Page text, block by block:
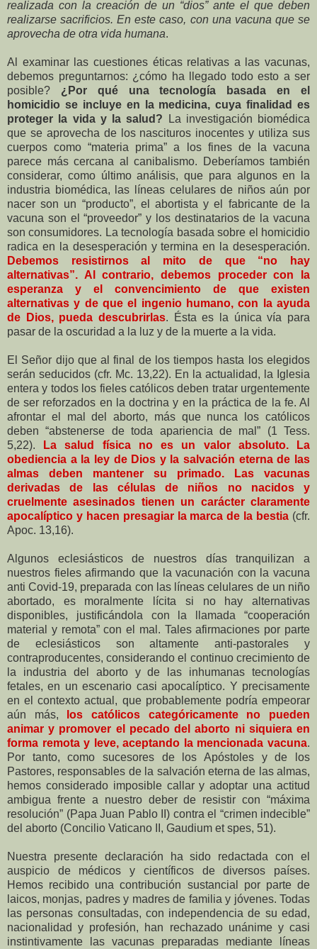
realizada con la creación de un “dios” ante el que deben
realizarse sacrificios. En este caso, con una vacuna que se
aprovecha de otra vida humana.
Al examinar las cuestiones éticas relativas a las vacunas,
debemos preguntarnos: ¿cómo ha llegado todo esto a ser
posible? ¿Por qué una tecnología basada en el
homicidio se incluye en la medicina, cuya finalidad es
proteger la vida y la salud?
La investigación biomédica
que se aprovecha de los nascituros inocentes y utiliza sus
cuerpos como “materia prima” a los fines de la vacuna
parece más cercana al canibalismo. Deberíamos también
considerar, como último análisis, que para algunos en la
industria biomédica, las líneas celulares de niños aún por
nacer son un “producto”, el abortista y el fabricante de la
vacuna son el “proveedor” y los destinatarios de la vacuna
son consumidores. La tecnología basada sobre el homicidio
radica en la desesperación y termina en la desesperación.
Debemos resistirnos al mito de que “no hay
alternativas”. Al contrario, debemos proceder con la
esperanza y el convencimiento de que existen
alternativas y de que el ingenio humano, con la ayuda
de Dios, pueda descubrirlas. Ésta es la única vía para
pasar de la oscuridad a la luz y de la muerte a la vida.
El Señor dijo que al final de los tiempos hasta los elegidos
serán seducidos (cfr. Mc. 13,22). En la actualidad, la Iglesia
entera y todos los fieles católicos deben tratar urgentemente
de ser reforzados en la doctrina y en la práctica de la fe. Al
afrontar el mal del aborto, más que nunca los católicos
deben “abstenerse de toda apariencia de mal” (1 Tess.
5,22).
La salud física no es un valor absoluto. La
obediencia a la ley de Dios y la salvación eterna de las
almas deben mantener su primado. Las vacunas
derivadas de las células de niños no nacidos y
cruelmente asesinados tienen un carácter claramente
apocalíptico y hacen presagiar la marca de la bestia (cfr.
Apoc. 13,16).
Algunos eclesiásticos de nuestros días tranquilizan a
nuestros fieles afirmando que la vacunación con la vacuna
anti Covid-19, preparada con las líneas celulares de un niño
abortado, es moralmente lícita si no hay alternativas
disponibles, justificándola con la llamada “cooperación
material y remota” con el mal. Tales afirmaciones por parte
de eclesiásticos son altamente anti-pastorales y
contraproducentes, considerando el continuo crecimiento de
la industria del aborto y de las inhumanas tecnologías
fetales, en un escenario casi apocalíptico. Y precisamente
en el contexto actual, que probablemente podría empeorar
aún más,
los católicos categóricamente no pueden
animar y promover el pecado del aborto ni siquiera en
forma remota y leve, aceptando la mencionada vacuna.
Por tanto, como sucesores de los Apóstoles y de los
Pastores, responsables de la salvación eterna de las almas,
hemos considerado imposible callar y adoptar una actitud
ambigua frente a nuestro deber de resistir con “máxima
resolución” (Papa Juan Pablo II) contra el “crimen indecible”
del aborto (Concilio Vaticano II, Gaudium et spes, 51).
Nuestra presente declaración ha sido redactada con el
auspicio de médicos y científicos de diversos países.
Hemos recibido una contribución sustancial por parte de
laicos, monjas, padres y madres de familia y jóvenes. Todas
las personas consultadas, con independencia de su edad,
nacionalidad y profesión, han rechazado unánime y casi
instintivamente las vacunas preparadas mediante líneas